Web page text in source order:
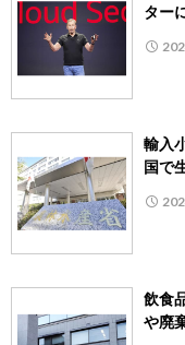
ター
輸入
国で
飲食
や廃